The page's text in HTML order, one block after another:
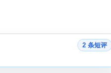
2 条短评